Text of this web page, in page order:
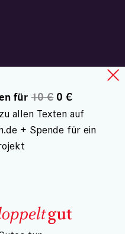
für10 €0 €
allen Texten auf
+ Spende für ein